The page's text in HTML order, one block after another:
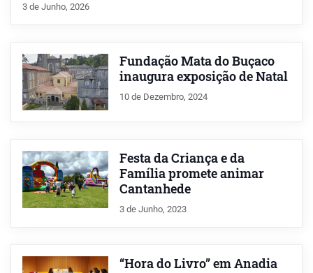
3 de Junho, 2026
Fundação Mata do Buçaco
inaugura exposição de Natal
10 de Dezembro, 2024
Festa da Criança e da
Família promete animar
Cantanhede
3 de Junho, 2023
“Hora do Livro” em Anadia